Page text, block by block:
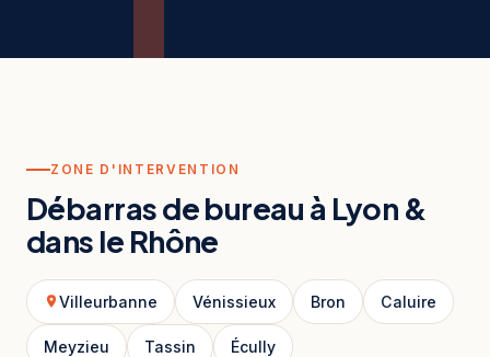
ZONE D'INTERVENTION
Débarras de bureau à Lyon &
dans le Rhône
Villeurbanne Vénissieux Bron Caluire
Meyzieu Tassin Écully